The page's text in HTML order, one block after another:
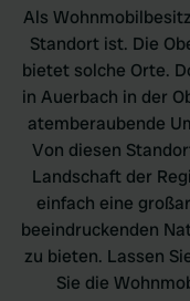
Als
Standort ist. Die
bietet solche Orte.
in Auerbach in der
atemberaubende
Von diesen
Landschaft der
einfach eine
beeindruckenden
zu bieten. Lassen
Sie die